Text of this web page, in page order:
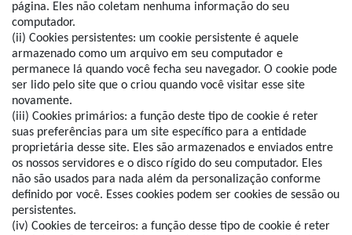
página. Eles não coletam nenhuma informação do seu
computador.
(ii) Cookies persistentes: um cookie persistente é aquele
armazenado como um arquivo em seu computador e
permanece lá quando você fecha seu navegador. O cookie pode
ser lido pelo site que o criou quando você visitar esse site
novamente.
(iii) Cookies primários: a função deste tipo de cookie é reter
suas preferências para um site específico para a entidade
proprietária desse site. Eles são armazenados e enviados entre
os nossos servidores e o disco rígido do seu computador. Eles
não são usados para nada além da personalização conforme
definido por você. Esses cookies podem ser cookies de sessão ou
persistentes.
(iv) Cookies de terceiros: a função desse tipo de cookie é reter